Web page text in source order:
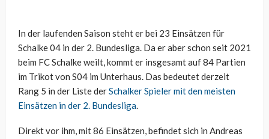
In der laufenden Saison steht er bei 23 Einsätzen für
Schalke 04 in der 2. Bundesliga. Da er aber schon seit 2021
beim FC Schalke weilt, kommt er insgesamt auf 84 Partien
im Trikot von S04 im Unterhaus. Das bedeutet derzeit
Rang 5 in der Liste derSchalker Spieler mit den meisten
Einsätzen in der 2. Bundesliga.
Direkt vor ihm, mit 86 Einsätzen, befindet sich in Andreas